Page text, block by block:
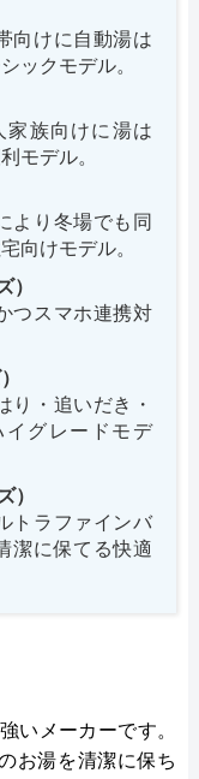
向けに自動湯は
ックモデル。
家族向けに湯は
モデル。
より冬場でも同
向けモデル。
）
つスマホ連携対
り・追いだき・
グレードモデ
）
トラファインバ
潔に保てる快適
いメーカーです。
お湯を清潔に保ち